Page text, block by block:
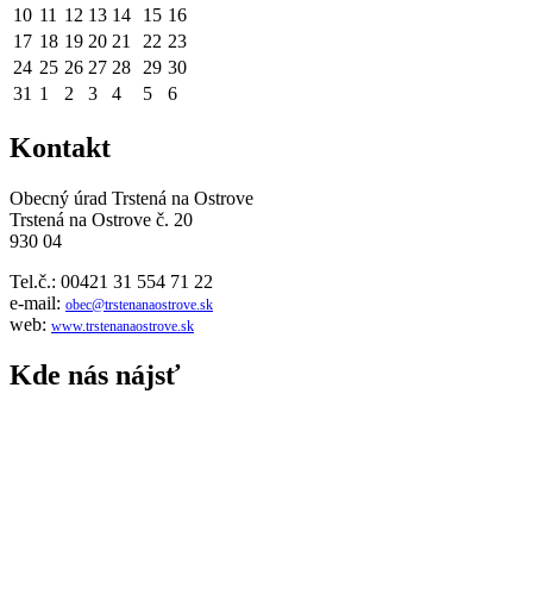
10 11 12 13 14 15 16
17 18 19 20 21 22 23
24 25 26 27 28 29 30
31 1 2 3 4 5 6
Kontakt
Obecný úrad Trstená na Ostrove
Trstená na Ostrove č. 20
930 04
Tel.č.: 00421 31 554 71 22
e-mail: obec@trstenanaostrove.sk
web: www.trstenanaostrove.sk
Kde nás nájsť